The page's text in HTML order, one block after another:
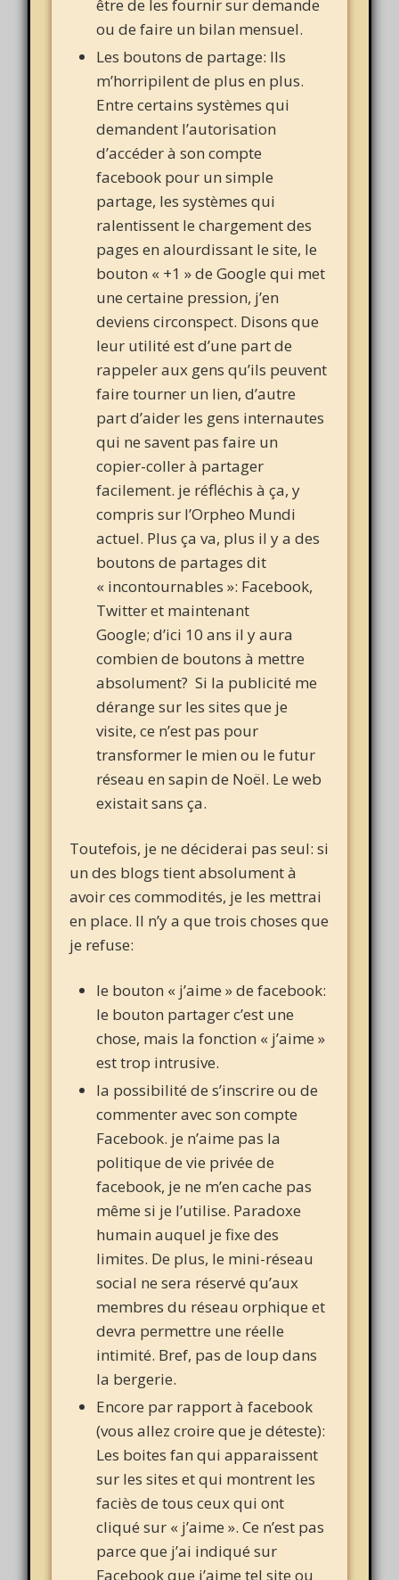
être de les fournir sur demande
ou de faire un bilan mensuel.
Les boutons de partage: Ils
m’horripilent de plus en plus.
Entre certains systèmes qui
demandent l’autorisation
d’accéder à son compte
facebook pour un simple
partage, les systèmes qui
ralentissent le chargement des
pages en alourdissant le site, le
bouton « +1 » de Google qui met
une certaine pression, j’en
deviens circonspect. Disons que
leur utilité est d’une part de
rappeler aux gens qu’ils peuvent
faire tourner un lien, d’autre
part d’aider les gens internautes
qui ne savent pas faire un
copier-coller à partager
facilement. je réfléchis à ça, y
compris sur l’Orpheo Mundi
actuel. Plus ça va, plus il y a des
boutons de partages dit
« incontournables »: Facebook,
Twitter et maintenant
Google; d’ici 10 ans il y aura
combien de boutons à mettre
absolument? Si la publicité me
dérange sur les sites que je
visite, ce n’est pas pour
transformer le mien ou le futur
réseau en sapin de Noël. Le web
existait sans ça.
Toutefois, je ne déciderai pas seul: si
un des blogs tient absolument à
avoir ces commodités, je les mettrai
en place. Il n’y a que trois choses que
je refuse:
le bouton « j’aime » de facebook:
le bouton partager c’est une
chose, mais la fonction « j’aime »
est trop intrusive.
la possibilité de s’inscrire ou de
commenter avec son compte
Facebook. je n’aime pas la
politique de vie privée de
facebook, je ne m’en cache pas
même si je l’utilise. Paradoxe
humain auquel je fixe des
limites. De plus, le mini-réseau
social ne sera réservé qu’aux
membres du réseau orphique et
devra permettre une réelle
intimité. Bref, pas de loup dans
la bergerie.
Encore par rapport à facebook
(vous allez croire que je déteste):
Les boites fan qui apparaissent
sur les sites et qui montrent les
faciès de tous ceux qui ont
cliqué sur « j’aime ». Ce n’est pas
parce que j’ai indiqué sur
Facebook que j’aime tel site ou